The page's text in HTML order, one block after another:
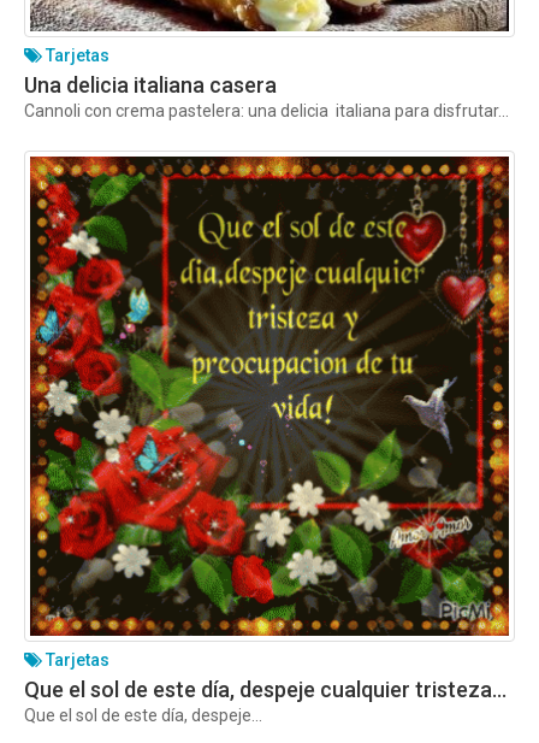
Tarjetas
Una delicia italiana casera
Cannoli con crema pastelera: una delicia italiana para disfrutar...
Tarjetas
Que el sol de este día, despeje cualquier tristeza…
Que el sol de este día, despeje...